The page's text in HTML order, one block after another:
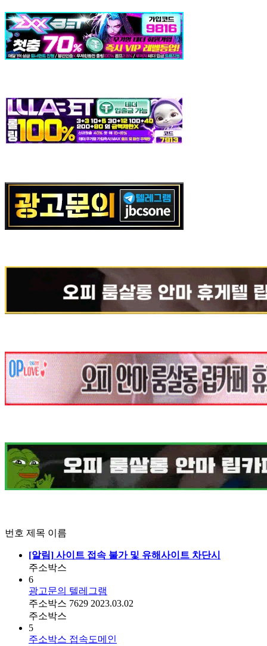
번호 제목 이름
[알림] 사이트 접속 불가 및 유해사이트 차단시
주소박스
6
광고문의 텔레그램
주소박스 7629 2023.03.02
주소박스
5
주소박스 접속도메인